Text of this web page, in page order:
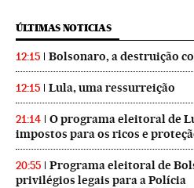
ÚLTIMAS NOTICIAS
12:15 Bolsonaro, a destruição
12:15 Lula, uma ressurreição
21:14
O programa eleitoral de
impostos para os ricos e
20:55
Programa eleitoral de
privilégios legais para a Polícia